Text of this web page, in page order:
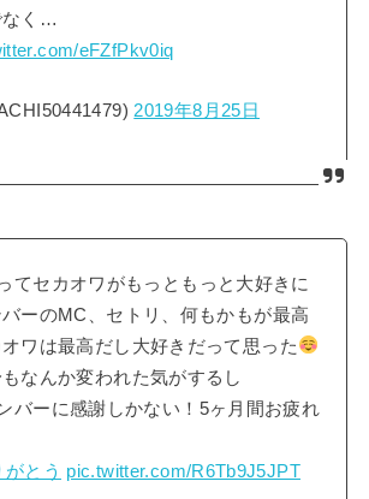
なく…
eFZfPkv0iq
2019年8月25日
てセカオワがもっともっと大好きに
ーのMC、セトリ、何もかもが最高
ワは最高だし大好きだって思った
なんか変われた気がするし
バーに感謝しかない！5ヶ月間お疲れ
とう pic.twitter.com/R6Tb9J5JPT